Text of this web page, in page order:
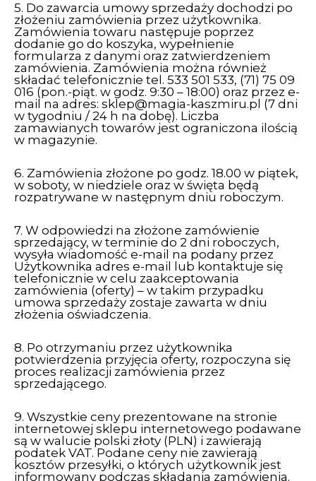
5. Do zawarcia umowy sprzedaży dochodzi po
złożeniu zamówienia przez użytkownika.
Zamówienia towaru następuje poprzez
dodanie go do koszyka, wypełnienie
formularza z danymi oraz zatwierdzeniem
zamówienia. Zamówienia można również
składać telefonicznie tel. 533 501 533, (71) 75 09
016 (pon.-piąt. w godz. 9:30 – 18:00) oraz przez e-
mail na adres: sklep@magia-kaszmiru.pl (7 dni
w tygodniu / 24 h na dobę). Liczba
zamawianych towarów jest ograniczona ilością
w magazynie.
6. Zamówienia złożone po godz. 18.00 w piątek,
w soboty, w niedziele oraz w święta będą
rozpatrywane w następnym dniu roboczym.
7. W odpowiedzi na złożone zamówienie
sprzedający, w terminie do 2 dni roboczych,
wysyła wiadomość e-mail na podany przez
Użytkownika adres e-mail lub kontaktuje się
telefonicznie w celu zaakceptowania
zamówienia (oferty) – w takim przypadku
umowa sprzedaży zostaje zawarta w dniu
złożenia oświadczenia.
8. Po otrzymaniu przez użytkownika
potwierdzenia przyjęcia oferty, rozpoczyna się
proces realizacji zamówienia przez
sprzedającego.
9. Wszystkie ceny prezentowane na stronie
internetowej sklepu internetowego podawane
są w walucie polski złoty (PLN) i zawierają
podatek VAT. Podane ceny nie zawierają
kosztów przesyłki, o których użytkownik jest
informowany podczas składania zamówienia.